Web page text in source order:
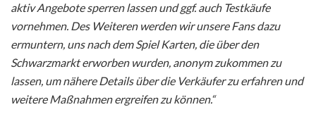
aktiv Angebote sperren lassen und ggf. auch Testkäufe
vornehmen. Des Weiteren werden wir unsere Fans dazu
ermuntern, uns nach dem Spiel Karten, die über den
Schwarzmarkt erworben wurden, anonym zukommen zu
lassen, um nähere Details über die Verkäufer zu erfahren und
weitere Maßnahmen ergreifen zu können.“